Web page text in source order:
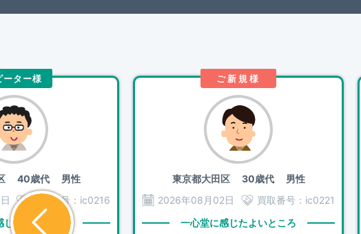
ーター様
40歳代 男性
買取番号： ic0216
じたよいところ
ご新規様
東京都大田区30歳代 男性
2026年08月02日
買取番号： ic0221
一心堂に感じたよいところ